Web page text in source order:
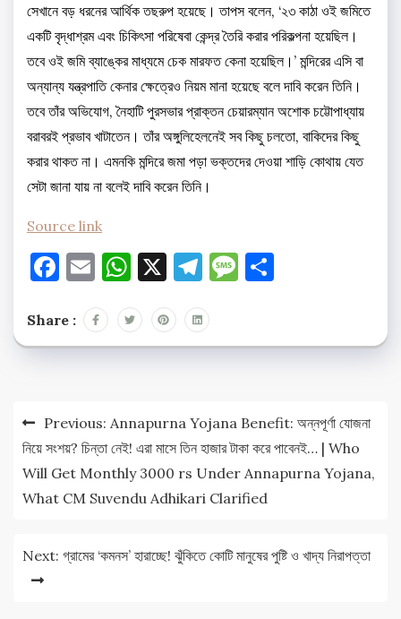
সেখানে বড় ধরনের আর্থিক তছরুপ হয়েছে। তাপস বলেন, ‘২৩ কাঠা ওই জমিতে
একটি বৃদ্ধাশ্রম এবং চিকিৎসা পরিষেবা কেন্দ্র তৈরি করার পরিকল্পনা হয়েছিল।
তবে ওই জমি ব্যাঙ্কের মাধ্যমে চেক মারফত কেনা হয়েছিল।’ মন্দিরের এসি বা
অন্যান্য যন্ত্রপাতি কেনার ক্ষেত্রেও নিয়ম মানা হয়েছে বলে দাবি করেন তিনি।
তবে তাঁর অভিযোগ, নৈহাটি পুরসভার প্রাক্তন চেয়ারম্যান অশোক চট্টোপাধ্যায়
বরাবরই প্রভাব খাটাতেন। তাঁর অঙ্গুলিহেলনেই সব কিছু চলতো, বাকিদের কিছু
করার থাকত না। এমনকি মন্দিরে জমা পড়া ভক্তদের দেওয়া শাড়ি কোথায় যেত
সেটা জানা যায় না বলেই দাবি করেন তিনি।
Source link
Facebook
EmailWhatsApp
X Telegram
Message
Share :
Post
navigation
Previous: Annapurna Yojana Benefit: অন্নপূর্ণা যোজনা
নিয়ে সংশয়? চিন্তা নেই! এরা মাসে তিন হাজার টাকা করে পাবেনই… | Who
Will Get Monthly 3000 rs Under Annapurna Yojana,
What CM Suvendu Adhikari Clarified
Next: গ্রামের ‘কমনস’ হারাচ্ছে! ঝুঁকিতে কোটি মানুষের পুষ্টি ও খাদ্য নিরাপত্তা